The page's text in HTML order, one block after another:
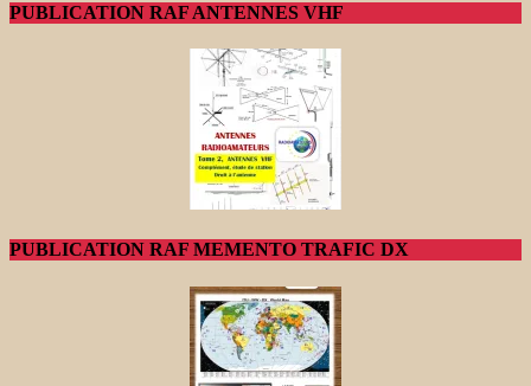
PUBLICATION RAF ANTENNES VHF
PUBLICATION RAF MEMENTO TRAFIC DX